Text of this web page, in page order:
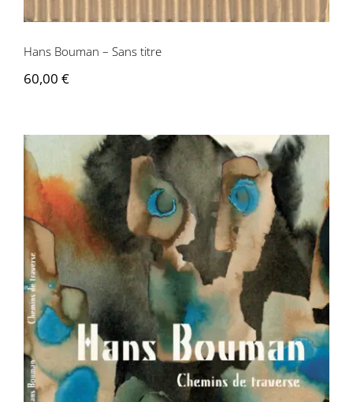
Hans Bouman – Sans titre
60,00 €
Hans Bouman – Chemins de traverse